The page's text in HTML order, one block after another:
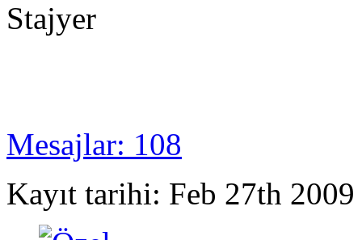
Stajyer
Mesajlar: 108
Kayıt tarihi: Feb 27th 2009